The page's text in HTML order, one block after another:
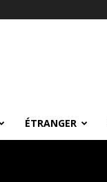
ÉTRANGER